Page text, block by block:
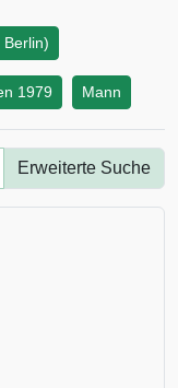
1979 Mann
Erweiterte Suche